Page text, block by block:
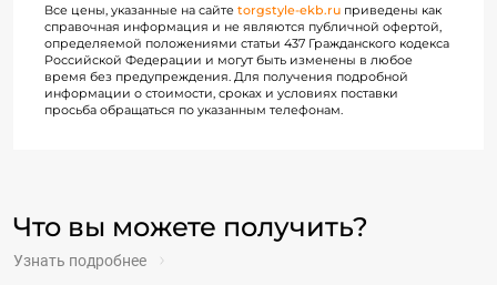
Все цены, указанные на сайте torgstyle-ekb.ru приведены как
справочная информация и не являются публичной офертой,
определяемой положениями статьи 437 Гражданского кодекса
Российской Федерации и могут быть изменены в любое
время без предупреждения. Для получения подробной
информации о стоимости, сроках и условиях поставки
просьба обращаться по указанным телефонам.
Что вы можете получить?
Узнать подробнее